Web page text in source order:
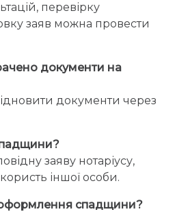
перевірку
заяв можна провести
документи на
документи через
заяву нотаріусу,
іншої особи.
оформлення спадщини?